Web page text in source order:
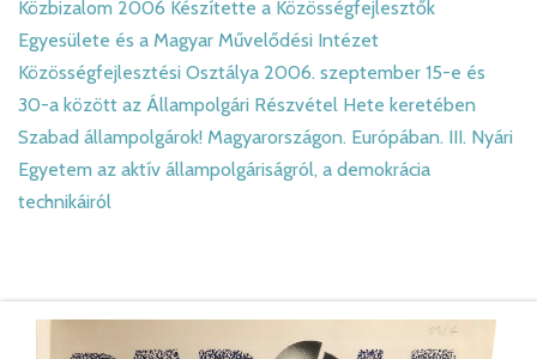
Közbizalom 2006 Készítette a Közösségfejlesztők
Egyesülete és a Magyar Művelődési Intézet
Közösségfejlesztési Osztálya 2006. szeptember 15-e és
30-a között az Állampolgári Részvétel Hete keretében
Szabad állampolgárok! Magyarországon. Európában. III. Nyári
Egyetem az aktív állampolgáriságról, a demokrácia
technikáiról